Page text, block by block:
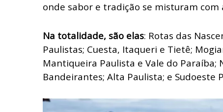
onde sabor e tradição se misturam
Na totalidade, são elas: Rotas das
Paulistas; Cuesta, Itaqueri e Tietê;
Mantiqueira Paulista e Vale do Paraíba;
Bandeirantes; Alta Paulista; e Sudoeste